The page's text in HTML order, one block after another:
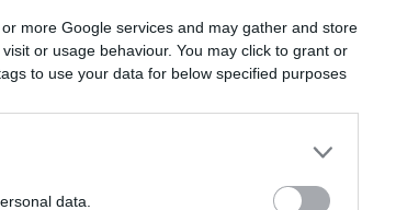
more Google services and may gather and store
or usage behaviour. You may click to grant or
to use your data for below specified purposes
data.